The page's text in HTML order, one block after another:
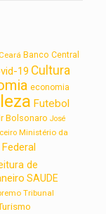
Banco Central
19 Cultura
economia
Futebol
Bolsonaro José
Ministério da
de
SAUDE
Tribunal